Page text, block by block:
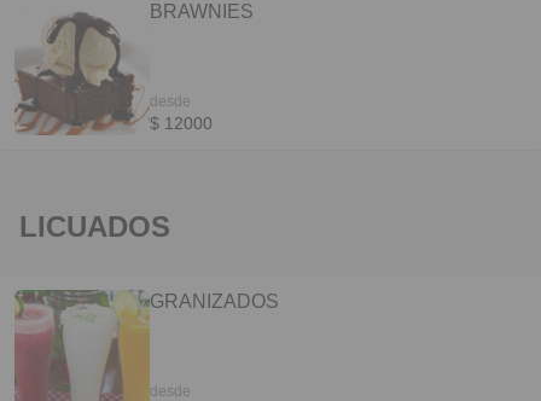
BRAWNIES
desde
$ 12000
LICUADOS
GRANIZADOS
desde